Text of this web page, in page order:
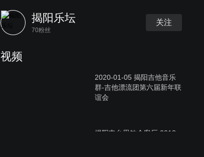
揭阳乐坛
70粉丝
关注
视频
2020-01-05 揭阳吉他音乐
群-吉他漂流团第六届新年联
谊会
揭阳电台思敏会客厅 2013-